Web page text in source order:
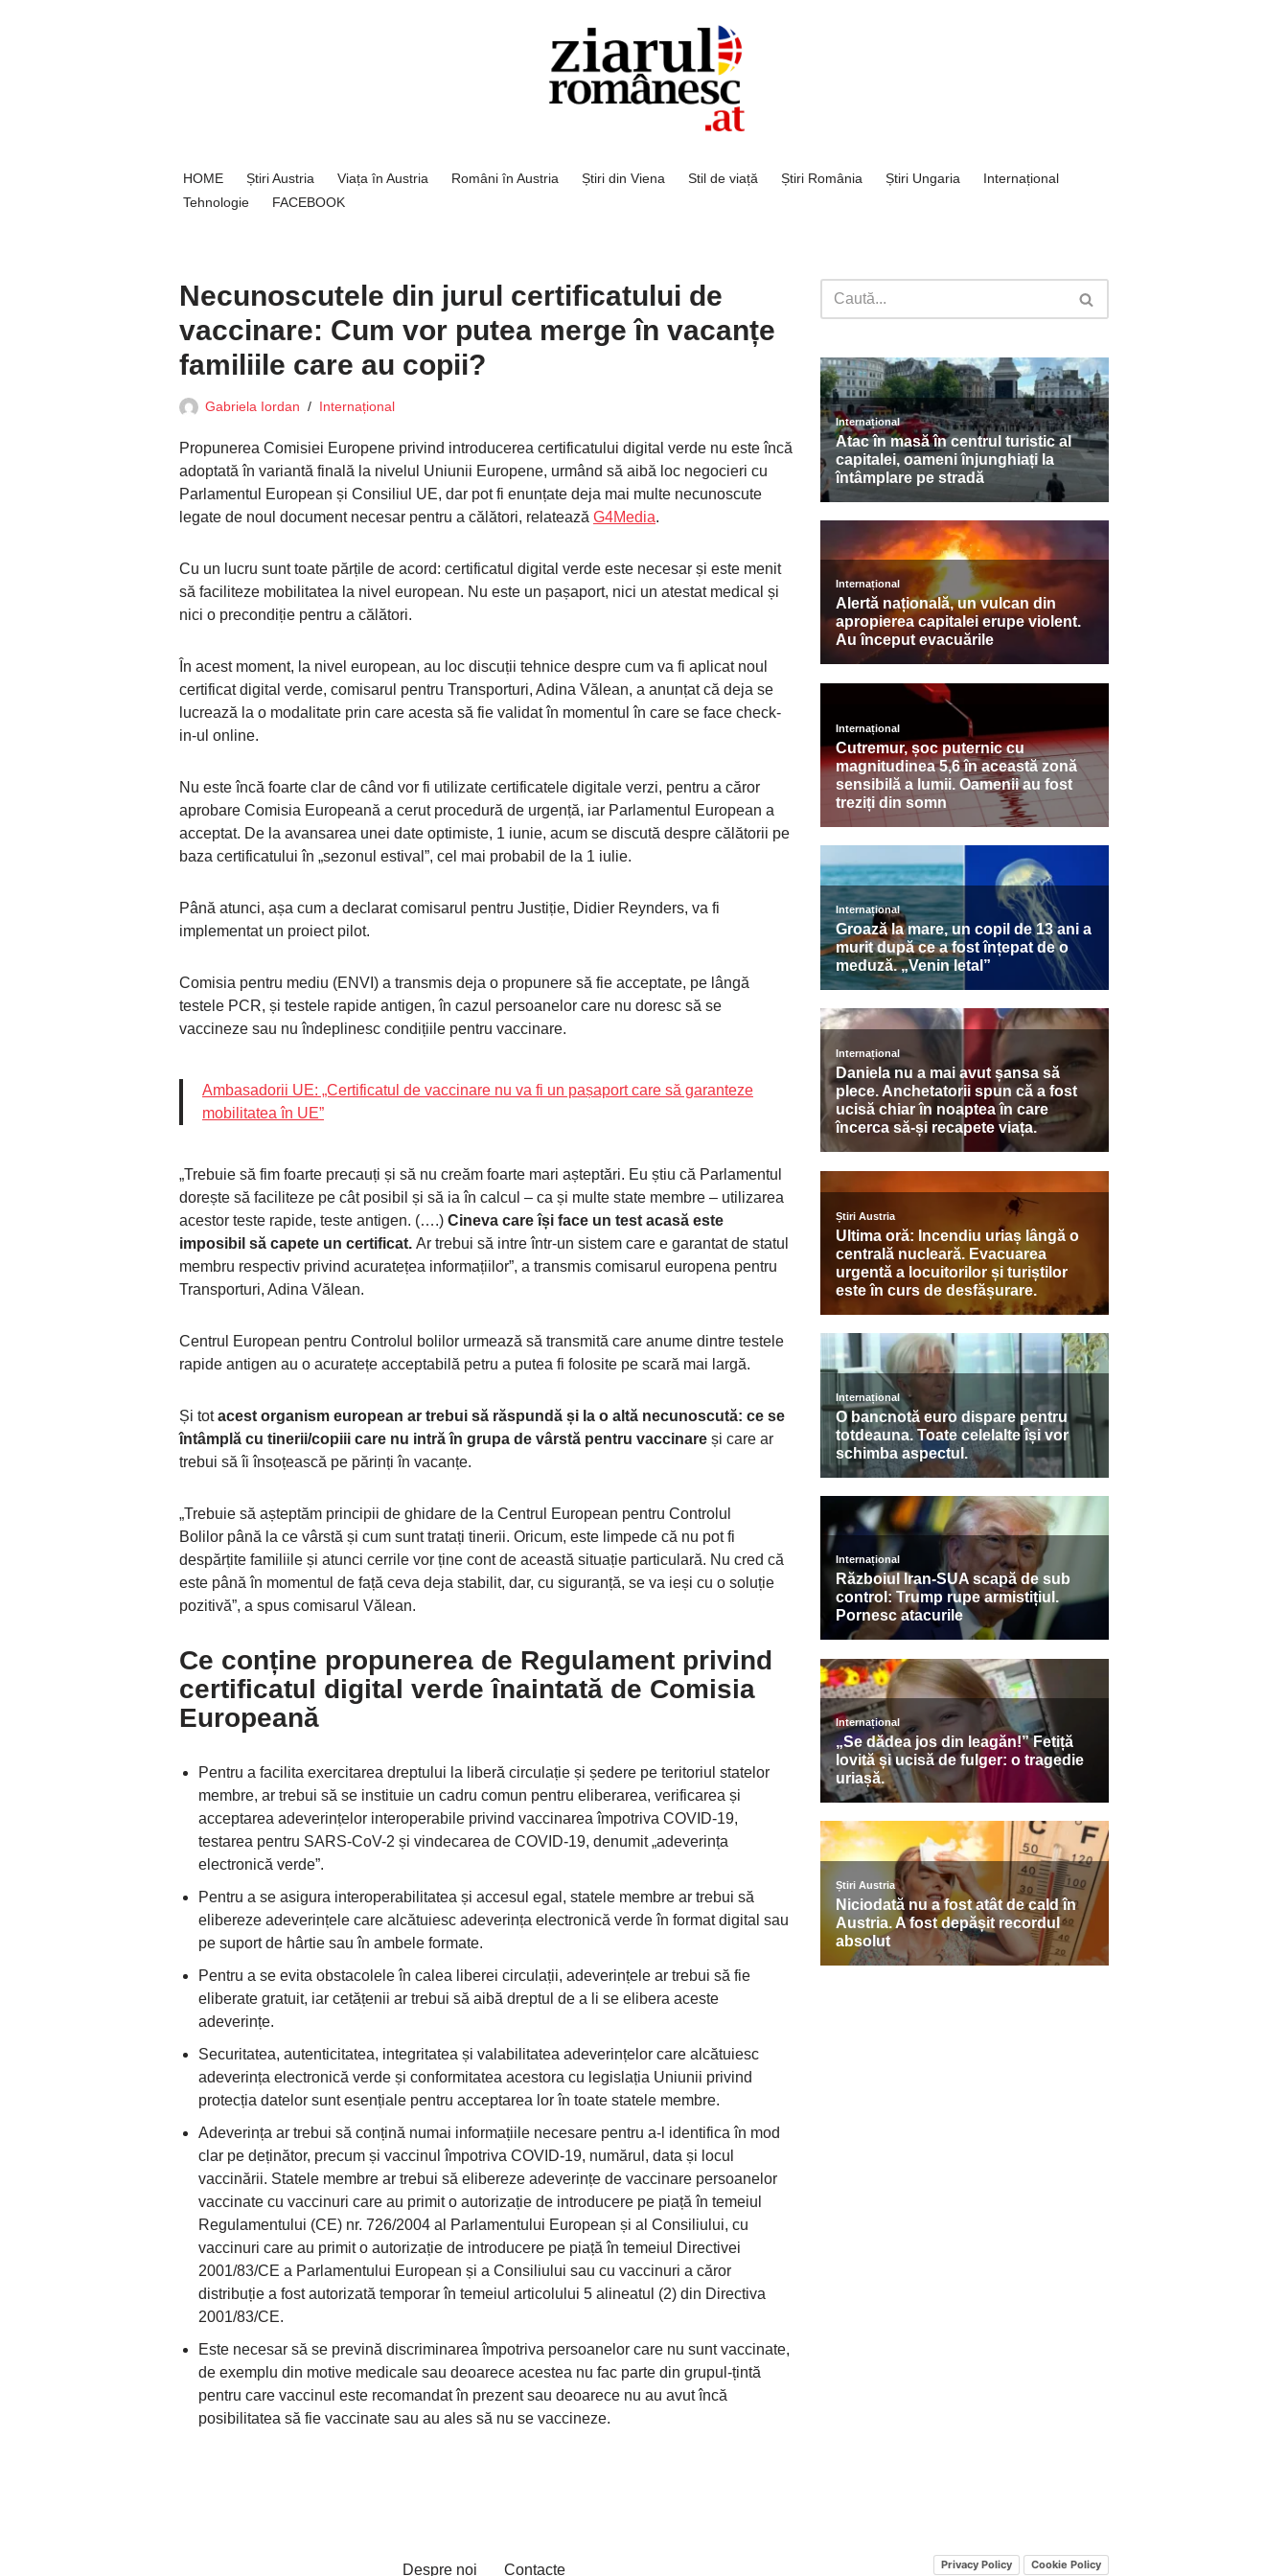
HOME Știri Austria Viața în Austria Români în Austria Știri din Viena Stil de viață Știri România Știri Ungaria
Internațional
Tehnologie
FACEBOOK
Necunoscutele din jurul certificatului de
vaccinare: Cum vor putea merge în vacanțe
familiile care au copii?
Gabriela Iordan Internațional
Propunerea Comisiei Europene privind introducerea certificatului digital verde nu este încă
adoptată în variantă finală la nivelul Uniunii Europene, urmând să aibă loc negocieri cu
Parlamentul European și Consiliul UE, dar pot fi enunțate deja mai multe necunoscute
legate de noul document necesar pentru a călători, relatează G4Media.
Cu un lucru sunt toate părțile de acord: certificatul digital verde este necesar și este menit
să faciliteze mobilitatea la nivel european. Nu este un pașaport, nici un atestat medical și
nici o precondiție pentru a călători.
În acest moment, la nivel european, au loc discuții tehnice despre cum va fi aplicat noul
certificat digital verde, comisarul pentru Transporturi, Adina Vălean, a anunțat că deja se
lucrează la o modalitate prin care acesta să fie validat în momentul în care se face check-
in-ul online.
Nu este încă foarte clar de când vor fi utilizate certificatele digitale verzi, pentru a căror
aprobare Comisia Europeană a cerut procedură de urgență, iar Parlamentul European a
acceptat. De la avansarea unei date optimiste, 1 iunie, acum se discută despre călătorii pe
baza certificatului în „sezonul estival”, cel mai probabil de la 1 iulie.
Până atunci, așa cum a declarat comisarul pentru Justiție, Didier Reynders, va fi
implementat un proiect pilot.
Comisia pentru mediu (ENVI) a transmis deja o propunere să fie acceptate, pe lângă
testele PCR, și testele rapide antigen, în cazul persoanelor care nu doresc să se
vaccineze sau nu îndeplinesc condițiile pentru vaccinare.
Ambasadorii UE: „Certificatul de vaccinare nu va fi un pașaport care să garanteze
mobilitatea în UE”
„Trebuie să fim foarte precauți și să nu creăm foarte mari așteptări. Eu știu că Parlamentul
dorește să faciliteze pe cât posibil și să ia în calcul – ca și multe state membre – utilizarea
acestor teste rapide, teste antigen. (….) Cineva care își face un test acasă este
imposibil să capete un certificat. Ar trebui să intre într-un sistem care e garantat de statul
membru respectiv privind acuratețea informațiilor”, a transmis comisarul europena pentru
Transporturi, Adina Vălean.
Centrul European pentru Controlul bolilor urmează să transmită care anume dintre testele
rapide antigen au o acuratețe acceptabilă petru a putea fi folosite pe scară mai largă.
Și totacest organism european ar trebui să răspundă și la o altă necunoscută: ce se
întâmplă cu tinerii/copiii care nu intră în grupa de vârstă pentru vaccinare și care ar
trebui să îi însoțească pe părinți în vacanțe.
„Trebuie să așteptăm principii de ghidare de la Centrul European pentru Controlul
Bolilor până la ce vârstă și cum sunt tratați tinerii. Oricum, este limpede că nu pot fi
despărțite familiile și atunci cerrile vor ține cont de această situație particulară. Nu cred că
este până în momentul de față ceva deja stabilit, dar, cu siguranță, se va ieși cu o soluție
pozitivă”, a spus comisarul Vălean.
Ce conține propunerea de Regulament privind
certificatul digital verde înaintată de Comisia
Europeană
Pentru a facilita exercitarea dreptului la liberă circulație și ședere pe teritoriul statelor
membre, ar trebui să se instituie un cadru comun pentru eliberarea, verificarea și
acceptarea adeverințelor interoperabile privind vaccinarea împotriva COVID-19,
testarea pentru SARS-CoV-2 și vindecarea de COVID-19, denumit „adeverința
electronică verde”.
Pentru a se asigura interoperabilitatea și accesul egal, statele membre ar trebui să
elibereze adeverințele care alcătuiesc adeverința electronică verde în format digital sau
pe suport de hârtie sau în ambele formate.
Pentru a se evita obstacolele în calea liberei circulații, adeverințele ar trebui să fie
eliberate gratuit, iar cetățenii ar trebui să aibă dreptul de a li se elibera aceste
adeverințe.
Securitatea, autenticitatea, integritatea și valabilitatea adeverințelor care alcătuiesc
adeverința electronică verde și conformitatea acestora cu legislația Uniunii privind
protecția datelor sunt esențiale pentru acceptarea lor în toate statele membre.
Adeverința ar trebui să conțină numai informațiile necesare pentru a-l identifica în mod
clar pe deținător, precum și vaccinul împotriva COVID-19, numărul, data și locul
vaccinării. Statele membre ar trebui să elibereze adeverințe de vaccinare persoanelor
vaccinate cu vaccinuri care au primit o autorizație de introducere pe piață în temeiul
Regulamentului (CE) nr. 726/2004 al Parlamentului European și al Consiliului, cu
vaccinuri care au primit o autorizație de introducere pe piață în temeiul Directivei
2001/83/CE a Parlamentului European și a Consiliului sau cu vaccinuri a căror
distribuție a fost autorizată temporar în temeiul articolului 5 alineatul (2) din Directiva
2001/83/CE.
Este necesar să se prevină discriminarea împotriva persoanelor care nu sunt vaccinate,
de exemplu din motive medicale sau deoarece acestea nu fac parte din grupul-țintă
pentru care vaccinul este recomandat în prezent sau deoarece nu au avut încă
posibilitatea să fie vaccinate sau au ales să nu se vaccineze.
Despre noi Contacte Privacy Policy Cookie Policy